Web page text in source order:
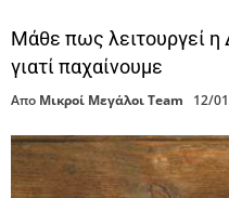
Μάθε πως λειτουργεί η
γιατί παχαίνουμε
Απο Μικροί Μεγάλοι Team 12/